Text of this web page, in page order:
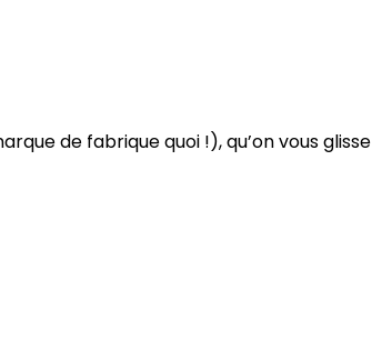
de fabrique quoi !), qu’on vous glisse